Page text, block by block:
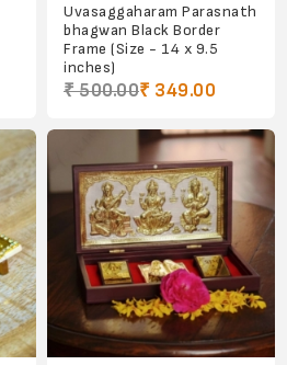
Uvasaggaharam Parasnath
bhagwan Black Border
Frame (Size - 14 x 9.5
inches)
₹ 500.00₹ 349.00